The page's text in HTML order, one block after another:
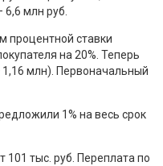
млн руб.
процентной ставки
на 20%. Теперь
1,16 млн). Первоначальный
1% на весь срок
тыс. руб. Переплата по